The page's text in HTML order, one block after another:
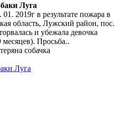
Луга
2019г в результате пожара в
область, Лужский район, пос.
и убежала девочка
Просьба..
собачка
Луга